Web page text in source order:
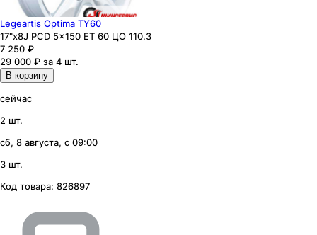
Legeartis Optima TY60
17"x8J PCD 5x150 ЕТ 60 ЦО 110.3
7 250 ₽
29 000 ₽ за 4 шт.
В корзину
сейчас
2 шт.
сб, 8 августа, с 09:00
3 шт.
Код товара: 826897